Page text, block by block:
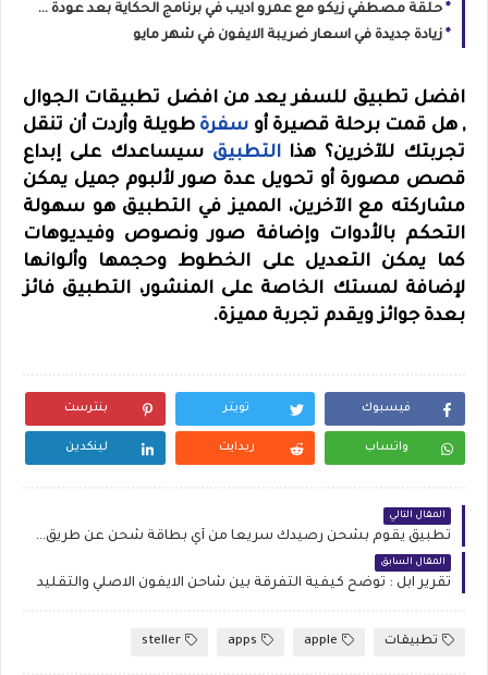
حلقة مصطفي زيكو مع عمرو اديب في برنامج الحكاية بعد عودة منتخب مصر الي الوطن
زيادة جديدة في اسعار ضريبة الايفون في شهر مايو
افضل تطبيق للسفر يعد من افضل تطبيقات الجوال
,هل قمت برحلة قصيرة أو سفرةطويلة وأردت أن تنقل
تجربتك للآخرين؟ هذاالتطبيقسيساعدك على إبداع
قصص مصورة أو تحويل عدة صور لألبوم جميل يمكن
مشاركته مع الآخرين، المميز في التطبيق هو سهولة
التحكم بالأدوات وإضافة صور ونصوص وفيديوهات
كما يمكن التعديل على الخطوط وحجمها وألوانها
لإضافة لمستك الخاصة على المنشور، التطبيق فائز
بعدة جوائز ويقدم تجربة مميزة.
فيسبوك تويتر بنترست
واتساب ريدايت لينكدين
المقال التالي
تطبيق يقوم بشحن رصيدك سريعاً من أي بطاقة شحن عن طريق الكاميرا
المقال السابق
تقرير ابل : توضح كيفية التفرقة بين شاحن الايفون الاصلي والتقليد
تطبيقات apple
apps
steller